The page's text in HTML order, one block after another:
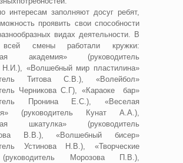
интересам заполняют досуг ребят,
проявить свои способности
видах деятельности. В
всей смены работали кружки:
академия» (руководитель
Н.И.), «Волшебный мир пластилина»
Титова С.В.), «Волейбол»
Черникова С.Г), «Караоке бар»
Пронина Е.С.), «Веселая
(руководитель Кунат А.А.),
шкатулка» (руководитель
В.В.), «Волшебный бисер»
Устинова Н.В.), «Творческие
Морозова П.В.),